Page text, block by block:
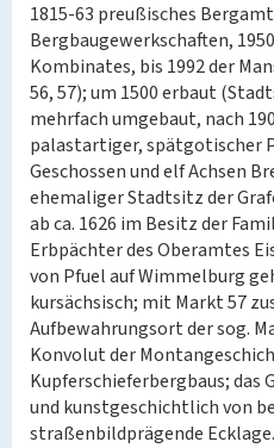
1815-63 preußisches
Bergbaugewerkschaften,
Kombinates, bis 1992 der
56, 57); um 1500 erbaut
mehrfach umgebaut, nach
palastartiger, spätgotischer
Geschossen und elf Achsen
ehemaliger Stadtsitz der
ab ca. 1626 im Besitz der
Erbpächter des Oberamtes
von Pfuel auf Wimmelburg
kursächsisch; mit Markt 57
Aufbewahrungsort der sog.
Konvolut der
Kupferschieferbergbaus; das
und kunstgeschichtlich von
straßenbildprägende Ecklage.